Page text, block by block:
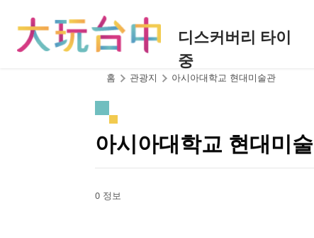
디스커버리 타이
중
홈 관광지 아시아대학교 현대미술관
아시아대학교 현대미
0 정보